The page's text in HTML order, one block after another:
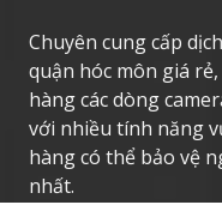
Chuyên cung cấp
quận hóc môn giá
hàng các dòng
với nhiều tính năng
hàng có thể bảo vệ
nhất.